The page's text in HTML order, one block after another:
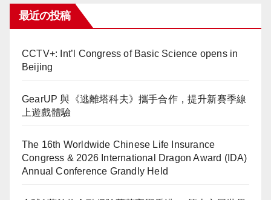
最近の投稿
CCTV+: Int’l Congress of Basic Science opens in
Beijing
GearUP 與《逃離塔科夫》攜手合作，提升新賽季線
上遊戲體驗
The 16th Worldwide Chinese Life Insurance
Congress & 2026 International Dragon Award (IDA)
Annual Conference Grandly Held